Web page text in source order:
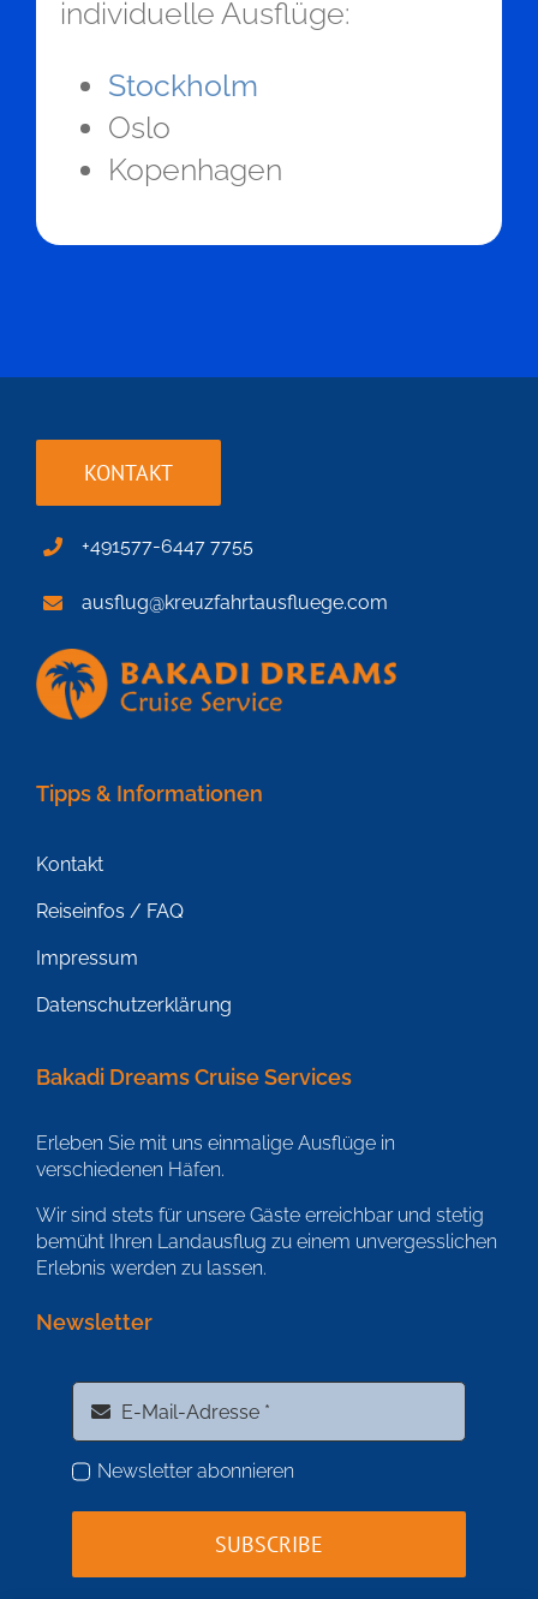
individuelle Ausflüge:
Stockholm
Oslo
Kopenhagen
KONTAKT
+491577-6447 7755
ausflug@kreuzfahrtausfluege.com
Tipps & Informationen
Kontakt
Reiseinfos / FAQ
Impressum
Datenschutzerklärung
Bakadi Dreams Cruise Services
Erleben Sie mit uns einmalige Ausflüge in
verschiedenen Häfen.
Wir sind stets für unsere Gäste erreichbar und stetig
bemüht Ihren Landausflug zu einem unvergesslichen
Erlebnis werden zu lassen.
Newsletter
Newsletter abonnieren
SUBSCRIBE